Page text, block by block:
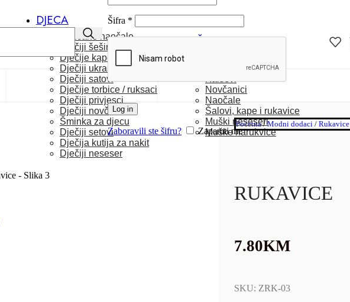
Šifra *
Log in
Zaboravili ste šifru? Zapamti me
DJECA
Sunčane naočale
Dječiji šeširi
Dječije kape / rukavice
Dječiji ukrasi za kosu
Dječiji satovi
Dječije torbice / ruksaci
Dječiji privjesci
Dječiji novčanici
Šminka za djecu
Dječiji setovi
Dječija kutija za nakit
Dječiji neseser
MUŠKARCI
Kaiševi
Novčanici
Naočale
Šalovi, kape i rukavice
Muški neseseri
Muške narukvice
Početna/ Modni dodaci / Rukavice
RUKAVICE
7.80KM
SKU: ZRK-03